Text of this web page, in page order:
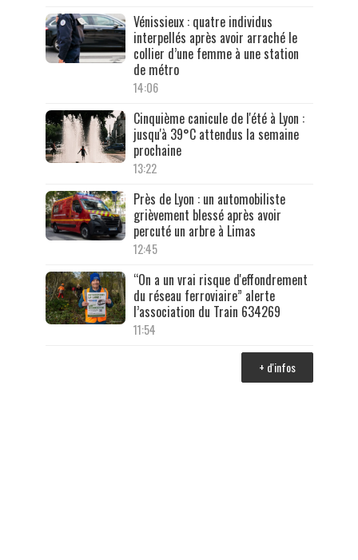
Vénissieux : quatre individus
interpellés après avoir arraché le
collier d’une femme à une station
de métro
14:06
Cinquième canicule de l'été à Lyon :
jusqu'à 39°C attendus la semaine
prochaine
13:22
Près de Lyon : un automobiliste
grièvement blessé après avoir
percuté un arbre à Limas
12:45
“On a un vrai risque d'effondrement
du réseau ferroviaire” alerte
l’association du Train 634269
11:54
+ d'infos